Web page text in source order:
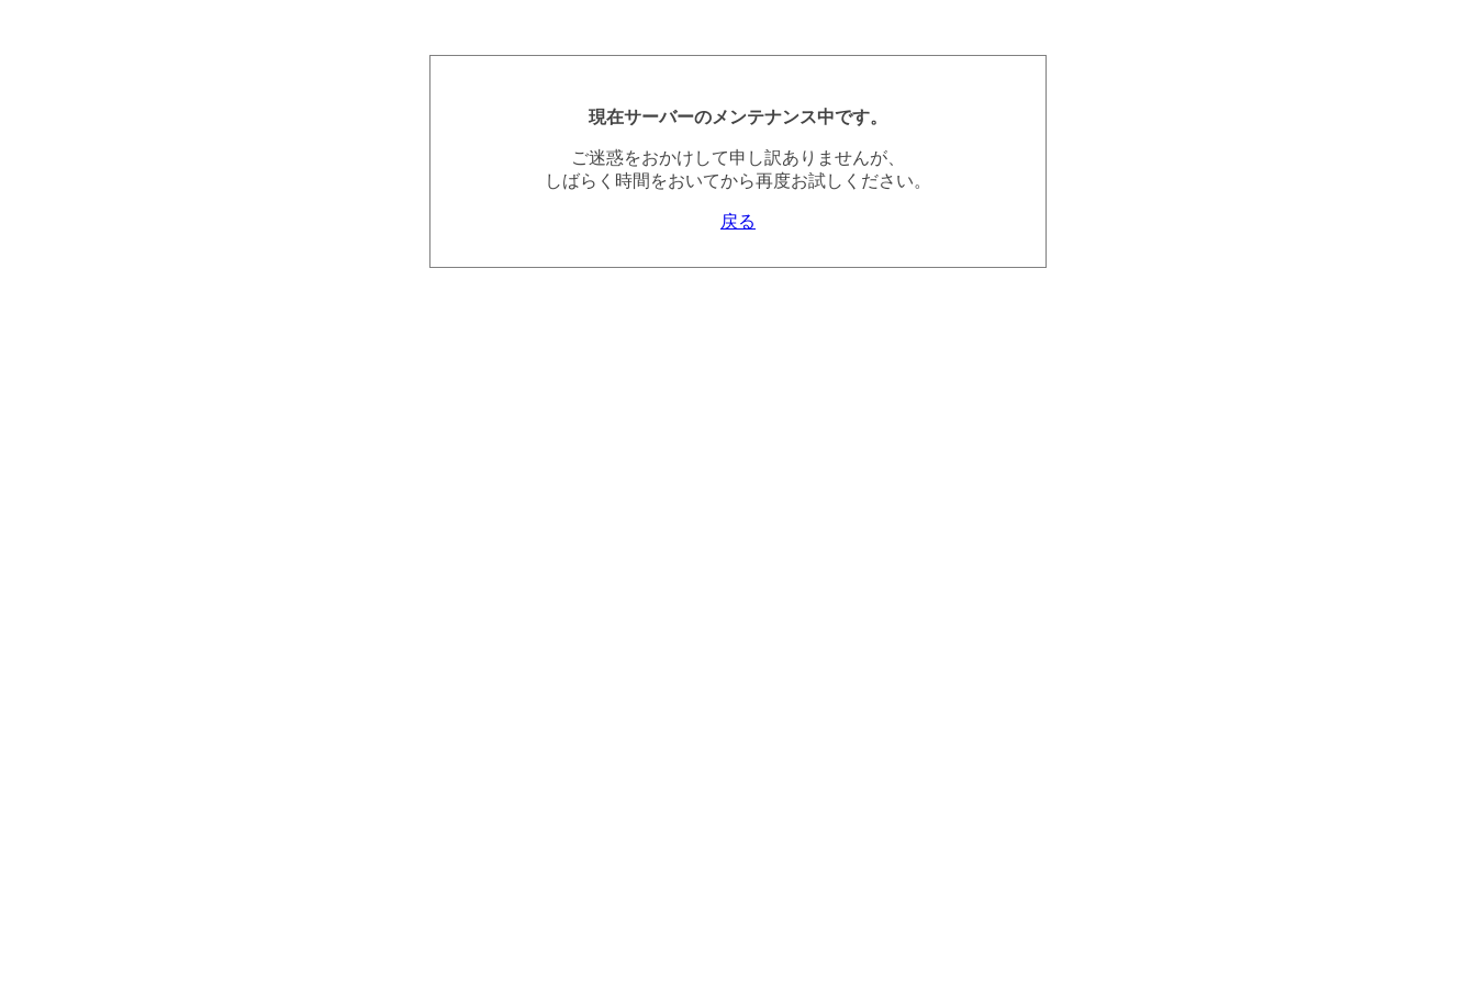
現在サーバーのメンテナンス中です。
ご迷惑をおかけして申し訳ありませんが、
しばらく時間をおいてから再度お試しください。
戻る